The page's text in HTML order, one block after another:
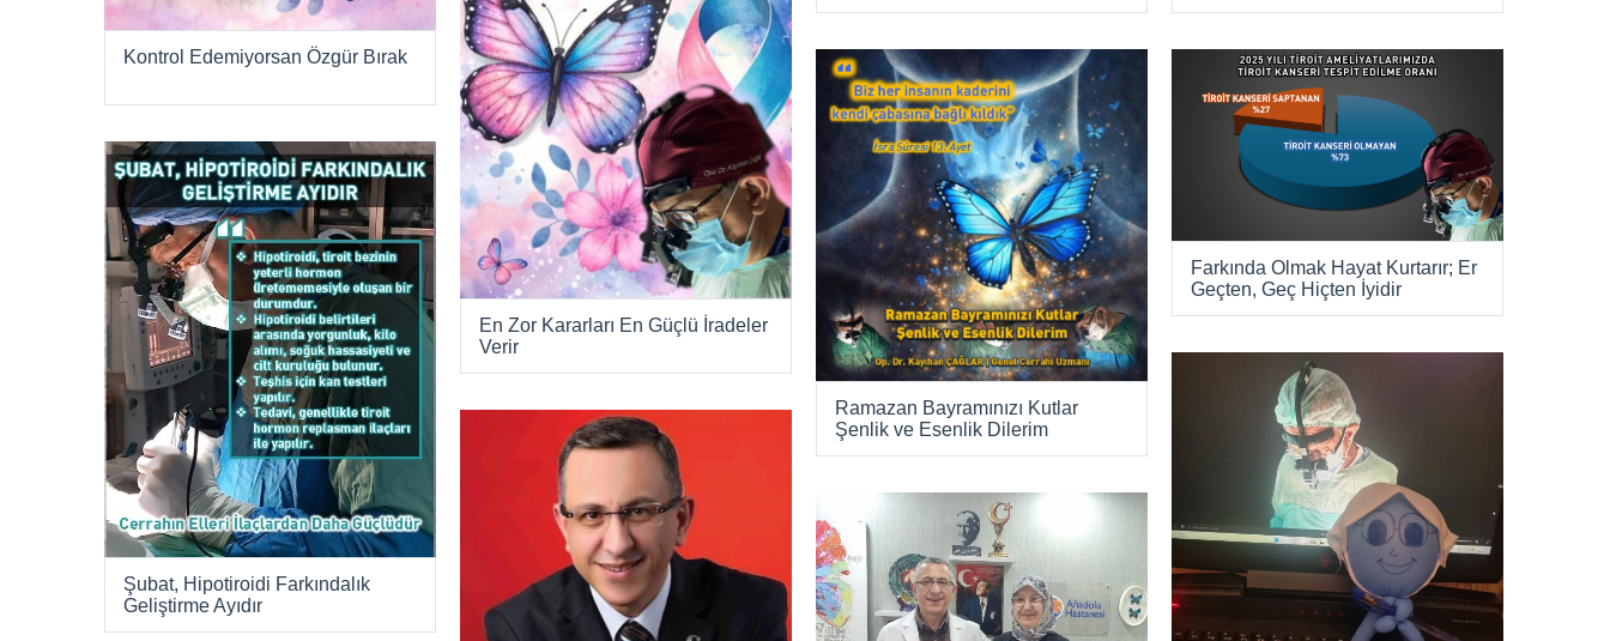
Kontrol Edemiyorsan Özgür Bırak
En Zor Kararları En Güçlü İradeler
Verir
Ramazan Bayramınızı Kutlar
Şenlik ve Esenlik Dilerim
Farkında Olmak Hayat Kurtarır; Er
Geçten, Geç Hiçten İyidir
Şubat, Hipotiroidi Farkındalık
Geliştirme Ayıdır